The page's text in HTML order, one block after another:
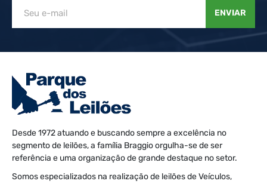
ENVIAR
Desde 1972 atuando e buscando sempre a excelência no
segmento de leilões, a família Braggio orgulha-se de ser
referência e uma organização de grande destaque no setor.
Somos especializados na realização de leilões de Veículos,